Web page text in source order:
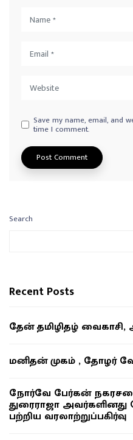
Save my name, email, and
time I comment.
Search
Recent Posts
தேன் தமிழிதழ் வைகாசி,
மனிதன் முகம் , தோழர்
நோர்வே பேர்கன்
துரைராஜா
பற்றிய வரலாற்றுப்பகிர்வு